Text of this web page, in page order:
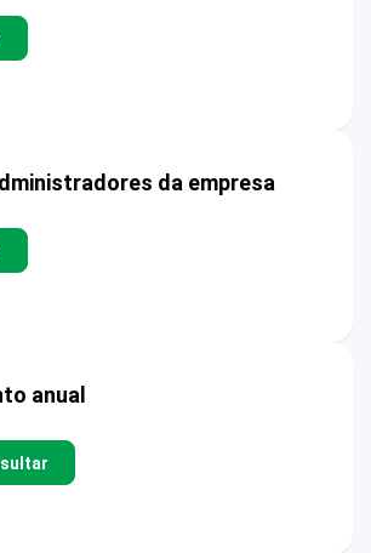
da empresa
anual